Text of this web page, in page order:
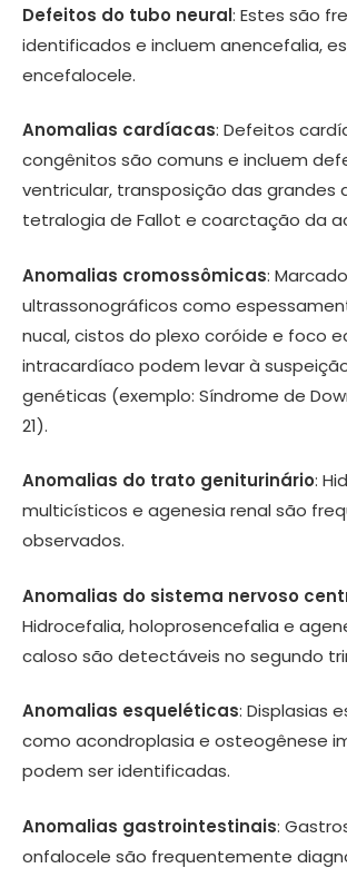
Defeitos do tubo neural: Estes são
identificados e incluem anencefalia,
encefalocele.
Anomalias cardíacas: Defeitos
congênitos são comuns e incluem
ventricular, transposição das grandes
tetralogia de Fallot e coarctação da
Anomalias cromossômicas:
ultrassonográficos como
nucal, cistos do plexo coróide e foco
intracardíaco podem levar à
genéticas (exemplo: Síndrome de
21).
Anomalias do trato geniturinário:
multicísticos e agenesia renal são
observados.
Anomalias do sistema nervoso
Hidrocefalia, holoprosencefalia e
caloso são detectáveis no segundo
Anomalias esqueléticas: Displasias
como acondroplasia e osteogênese
podem ser identificadas.
Anomalias gastrointestinais:
onfalocele são frequentemente